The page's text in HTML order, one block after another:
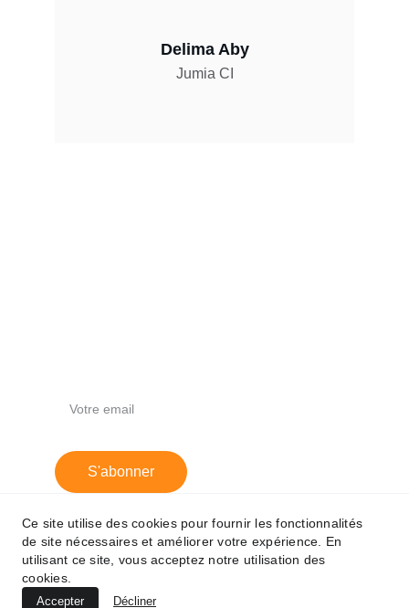
Delima Aby
Jumia CI
© 2024. All rights reserved.
S'abonner
Ce site utilise des cookies pour fournir les fonctionnalités
de site nécessaires et améliorer votre expérience. En
utilisant ce site, vous acceptez notre utilisation des
cookies.
Accepter Décliner